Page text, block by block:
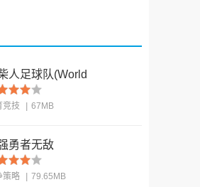
人足球队(World
- Stickman
竞技 67MB
勇者无敌
策略 79.65MB